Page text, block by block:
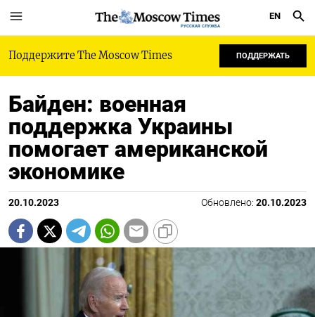
РУССКАЯ СЛУЖБА
EN
Поддержите The Moscow Times ПОДДЕРЖАТЬ
Байден: военная
поддержка Украины
помогает американской
экономике
20.10.2023 Обновлено: 20.10.2023